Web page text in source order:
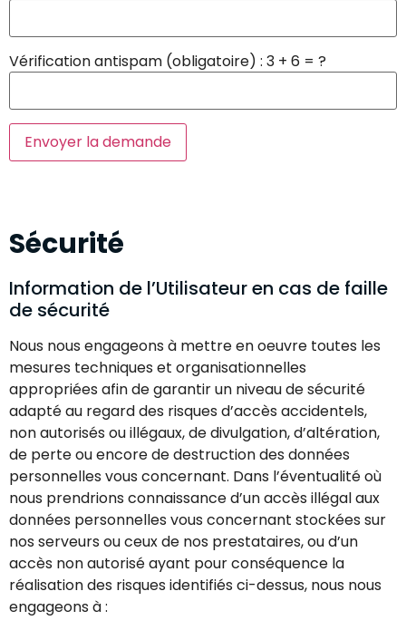
Vérification antispam (obligatoire) : 3 + 6 = ?
Sécurité
Information de l’Utilisateur en cas de faille
de sécurité
Nous nous engageons à mettre en oeuvre toutes les
mesures techniques et organisationnelles
appropriées afin de garantir un niveau de sécurité
adapté au regard des risques d’accès accidentels,
non autorisés ou illégaux, de divulgation, d’altération,
de perte ou encore de destruction des données
personnelles vous concernant. Dans l’éventualité où
nous prendrions connaissance d’un accès illégal aux
données personnelles vous concernant stockées sur
nos serveurs ou ceux de nos prestataires, ou d’un
accès non autorisé ayant pour conséquence la
réalisation des risques identifiés ci-dessus, nous nous
engageons à :